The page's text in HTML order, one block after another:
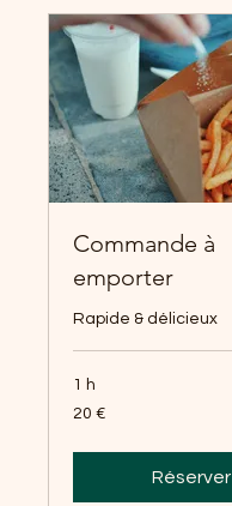
Commande à
emporter
Rapide & délicieux
1 h
20
euros
20 €
Réserver